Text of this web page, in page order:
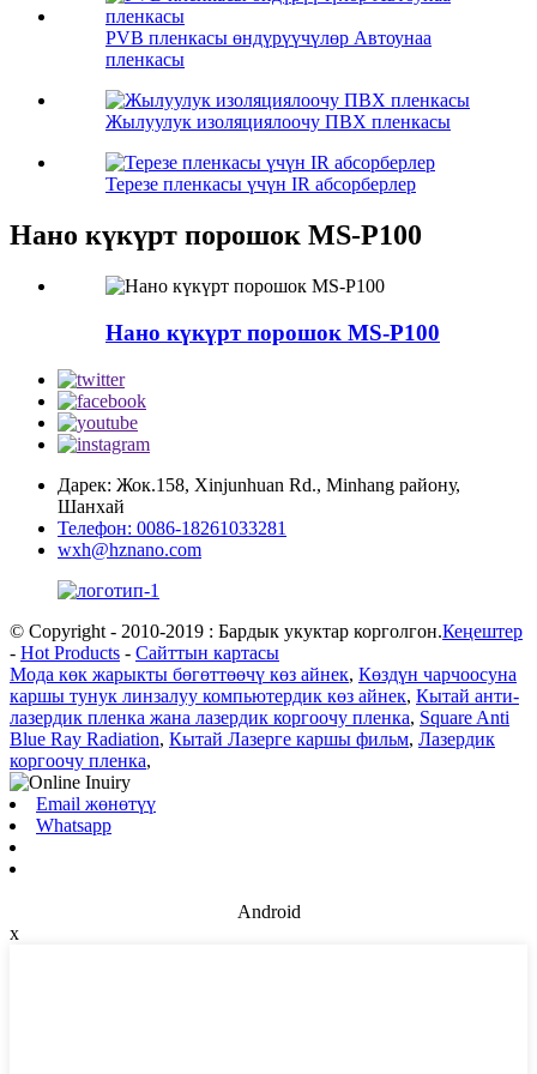
PVB пленкасы өндүрүүчүлөр Автоунаа
пленкасы
Жылуулук изоляциялоочу ПВХ пленкасы
Терезе пленкасы үчүн IR абсорберлер
Нано күкүрт порошок MS-P100
Нано күкүрт порошок MS-P100
Дарек: Жок.158, Xinjunhuan Rd., Minhang району,
Шанхай
Телефон: 0086-18261033281
wxh@hznano.com
© Copyright - 2010-2019 : Бардык укуктар корголгон.Кеңештер
- Hot Products - Сайттын картасы
Мода көк жарыкты бөгөттөөчү көз айнек, Көздүн чарчоосуна
каршы тунук линзалуу компьютердик көз айнек, Кытай анти-
лазердик пленка жана лазердик коргоочу пленка, Square Anti
Blue Ray Radiation, Кытай Лазерге каршы фильм, Лазердик
коргоочу пленка,
Email жөнөтүү
Whatsapp
Android
x